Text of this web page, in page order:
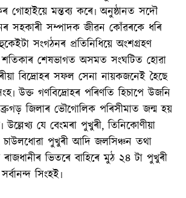
গোহাইয়ে মন্তব্য কৰে৷ অনুষ্ঠানত সদৌ
সহকাৰী সম্পাদক জীৱন কোঁৱৰকে ধৰি
সংগঠনৰ প্ৰতিনিধিয়ে অংশগ্ৰহণ
শতিকাৰ শেষভাগত অসমত সংঘটিত হোৱা
বিদ্ৰোহৰ সফল সেনা নায়কজনেই হৈছে
উক্ত গণবিদ্ৰোহৰ পৰিণতি হিচাপে উজনি
জিলাৰ ভৌগোলিক পৰিসীমাত জন্ম হয়
উল্লেখ্য যে বেংমৰা পুখুৰী, তিনিকোণীয়া
চাউলধোৱা পুখুৰী আদি জলসিঞ্চন তথা
ভিতৰে বাহিৰে মুঠ ২৪ টা পুখুৰী
সিংহই৷